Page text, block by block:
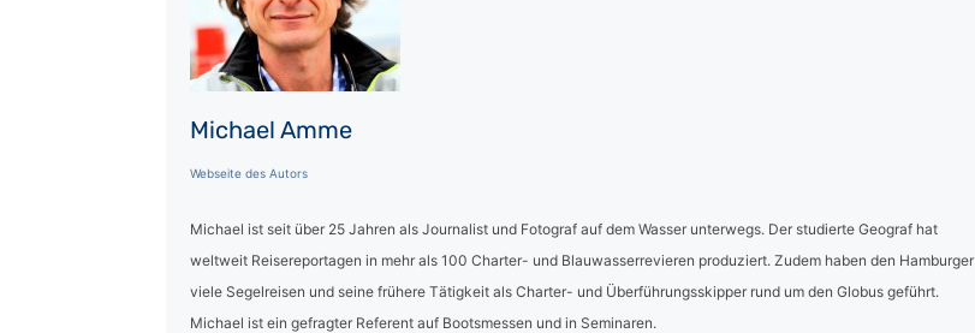
Michael Amme
Webseite des Autors
Michael ist seit über 25 Jahren als Journalist und Fotograf auf dem Wasser unterwegs. Der studierte Geograf hat
weltweit Reisereportagen in mehr als 100 Charter- und Blauwasserrevieren produziert. Zudem haben den Hamburger
viele Segelreisen und seine frühere Tätigkeit als Charter- und Überführungsskipper rund um den Globus geführt.
Michael ist ein gefragter Referent auf Bootsmessen und in Seminaren.